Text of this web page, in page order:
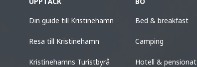
Din guide till Kristinehamn
Resa till Kristinehamn
Kristinehamns Turistbyrå
Bed & breakfast
Camping
Hotell & pensionat